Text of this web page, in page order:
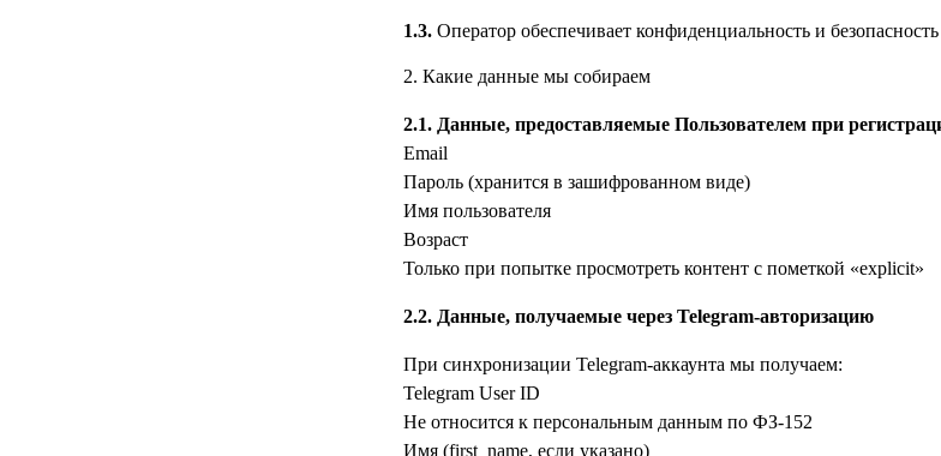
1.3. Оператор обеспечивает конфиденциальность и
2. Какие данные мы собираем
2.1. Данные, предоставляемые Пользователем при
Email
Пароль (хранится в зашифрованном виде)
Имя пользователя
Возраст
Только при попытке просмотреть контент с пометкой «explicit»
2.2. Данные, получаемые через Telegram-авторизацию
При синхронизации Telegram-аккаунта мы получаем:
Telegram User ID
Не относится к персональным данным по ФЗ-152
Имя (first_name, если указано)